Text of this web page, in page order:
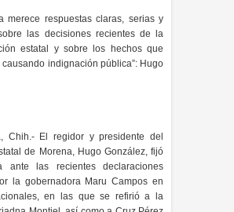
merece respuestas claras, serias y
las decisiones recientes de la
estatal y sobre los hechos que
causando indignación pública”: Hugo
Chih.- El regidor y presidente del
de Morena, Hugo González, fijó
ante las recientes declaraciones
la gobernadora Maru Campos en
en las que se refirió a la